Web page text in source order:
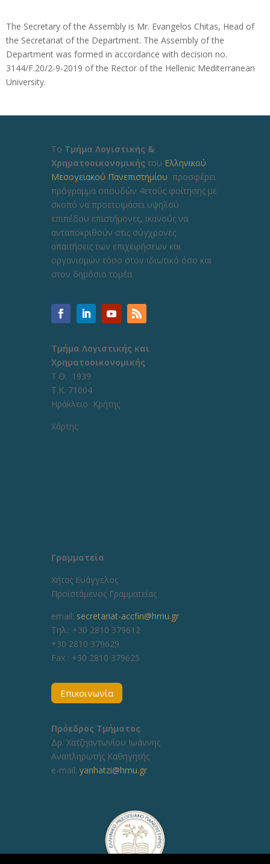
The Secretary of the Assembly is Mr. Evangelos Chitas, Head of
the Secretariat of the Department. The Assembly of the
Department was formed in accordance with decision no.
3144/F.20/2-9-2019 of the Rector of the Hellenic Mediterranean
University.
Το Τμήμα Λογιστικής &
Χρηματοοικονομικής του Ελληνικού
Μεσογειακού Πανεπιστημίου προσφέρει
πρόγραμμα σπουδών 4ετούς φοίτησης με
σκοπό να προετοιμάσει υψηλού
επιπέδου επιστήμονες, ικανούς να
ανταποκριθούν στις σύγχρονες
απαιτήσεις των επιχειρήσεων και
οργανισμών τόσο στον ιδιωτικό όσο και
στον δημόσιο τομέα.
Τμήμα Λογιστικής και
Χρηματοοικονομικής
Τ.Θ. 1939
Τ.Κ. 71004
Ηράκλειο Κρήτης
Χάρτης:
Γραμματεία
Χήτας Ευάγγελος
Προϊστάμενος Γραμματείας
email: secretariat-accfin@hmu.gr
Τηλ.: +30 2810 379612
+30 2810 379629
Fax : +30 2810 379625
Επικοινωνία
Πρόεδρος Τμήματος
Δρ. Χατζηαντωνίου Ιωάννης
Αναπληρωτής Καθηγητής
e-mail: yanhatzi@hmu.gr